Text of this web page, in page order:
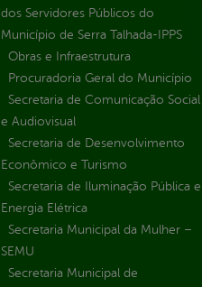
dos Servidores Públicos do
Município de Serra Talhada-IPPS
Obras e Infraestrutura
Procuradoria Geral do Município
Secretaria de Comunicação Social
e Audiovisual
Secretaria de Desenvolvimento
Econômico e Turismo
Secretaria de Iluminação Pública e
Energia Elétrica
Secretaria Municipal da Mulher –
SEMU
Secretaria Municipal de